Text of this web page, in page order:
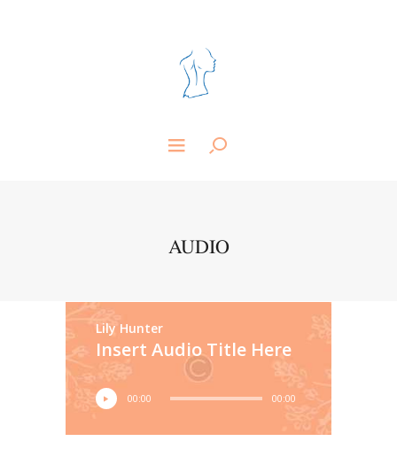
AUDIO
Lily Hunter
Insert Audio Title Here
00:00 00:00